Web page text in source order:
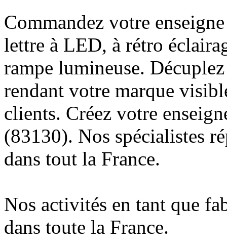
Commandez votre
lettre à LED, à rétro
rampe lumineuse.
rendant votre marque
clients. Créez votre
(83130). Nos spécialistes
dans tout la France.
Nos activités en tant que
dans toute la France.